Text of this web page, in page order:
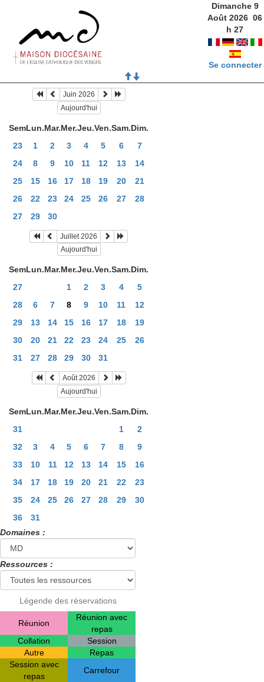
Dimanche 9
Août 2026 06
h27
Se connecter
Juin 2026
Aujourd'hui
SemLun.Mar.Mer.Jeu.Ven.Sam.Dim.
23
1 2 3 4 5 6
7
24
8 9 10 11 12 13
14
25
15 16 17 18 19 20
21
26
22 23 24 25 26 27
28
27
29 30
Juillet 2026
Aujourd'hui
SemLun.Mar.Mer.Jeu.Ven.Sam.Dim.
27
1 2 3 4
5
28
6 7 8 9 10 11
12
29
13 14 15 16 17 18
19
30
20 21 22 23 24 25
26
31
27 28 29 30 31
Août 2026
Aujourd'hui
SemLun.Mar.Mer.Jeu.Ven.Sam.Dim.
31
1
2
32
3 4 5 6 7 8
9
33
10 11 12 13 14 15
16
34
17 18 19 20 21 22
23
35
24 25 26 27 28 29
30
36
31
Domaines :
Ressources :
Légende des réservations
Réunion
Réunion avec
repas
Collation
Session
Autre
Repas
Session avec
repas
Carrefour